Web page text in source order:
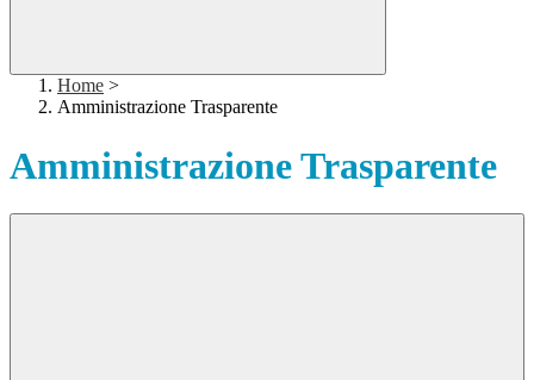
Home >
Amministrazione Trasparente
Amministrazione Trasparente